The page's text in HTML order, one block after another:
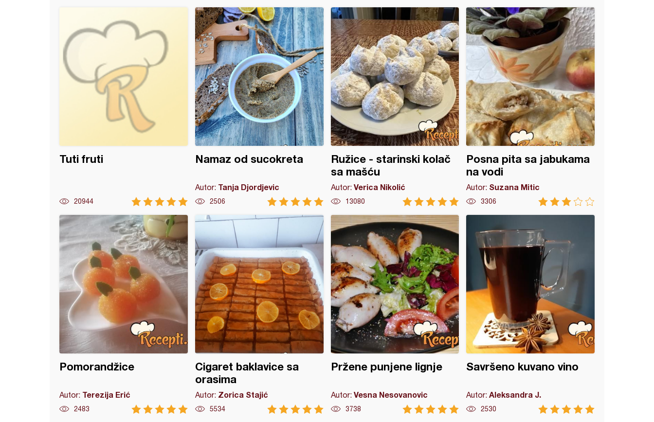
Tuti fruti
20944
Namaz od sucokreta
Autor: Tanja Djordjevic
2506
Ružice - starinski kolač
sa mašću
Autor: Verica Nikolić
13080
Posna pita sa jabukama
na vodi
Autor: Suzana Mitic
3306
Pomorandžice
Autor: Terezija Erić
2483
Cigaret baklavice sa
orasima
Autor: Zorica Stajić
5534
Pržene punjene lignje
Autor: Vesna Nesovanovic
3738
Savršeno kuvano vino
Autor:Aleksandra J.
2530